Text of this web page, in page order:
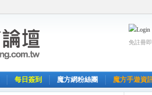
免註冊
每日簽到 魔方網粉絲團 魔方手遊資